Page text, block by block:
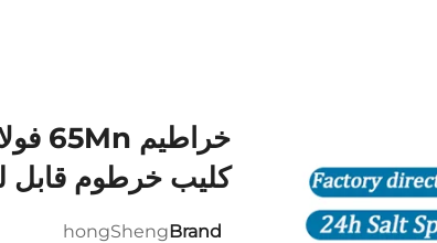
كليب خرطوم قابل
Brand
hongSheng